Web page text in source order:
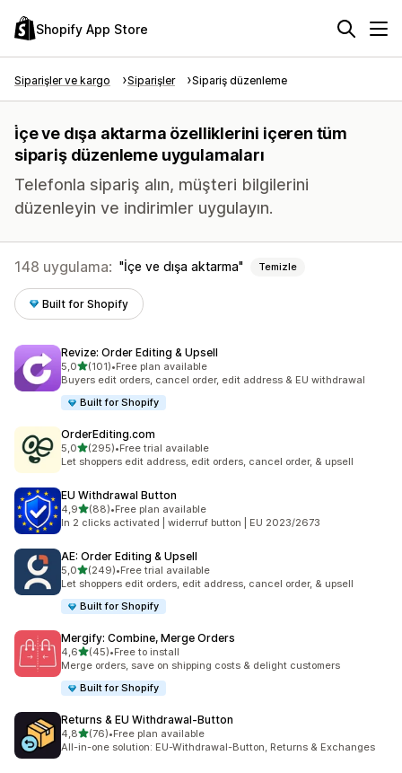
Shopify App Store
Siparişler ve kargo Siparişler Sipariş düzenleme
i̇çe ve dışa aktarma özelliklerini içeren tüm
sipariş düzenleme uygulamaları
Telefonla sipariş alın, müşteri bilgilerini
düzenleyin ve indirimler uygulayın.
148 uygulama: İçe ve dışa aktarma Temizle
Built for Shopify
Revize: Order Editing & Upsell
5,05 yıldız üzerinden
(101)
toplam 101 değerlendirme
•Free plan available
Buyers edit orders, cancel order, edit address & EU withdrawal
Built for Shopify
OrderEditing.com
5,05 yıldız üzerinden
(295)
toplam 295 değerlendirme
•Free trial available
Let shoppers edit address, edit orders, cancel order, & upsell
EU Withdrawal Button
4,95 yıldız üzerinden
(88)
toplam 88 değerlendirme
•Free plan available
In 2 clicks activated | widerruf button | EU 2023/2673
AE: Order Editing & Upsell
5,05 yıldız üzerinden
(249)
toplam 249 değerlendirme
•Free trial available
Let shoppers edit orders, edit address, cancel order, & upsell
Built for Shopify
Mergify: Combine, Merge Orders
4,65 yıldız üzerinden
(45)
toplam 45 değerlendirme
•Free to install
Merge orders, save on shipping costs & delight customers
Built for Shopify
Returns & EU Withdrawal‑Button
4,85 yıldız üzerinden
(76)
toplam 76 değerlendirme
•Free plan available
All-in-one solution: EU-Withdrawal-Button, Returns & Exchanges